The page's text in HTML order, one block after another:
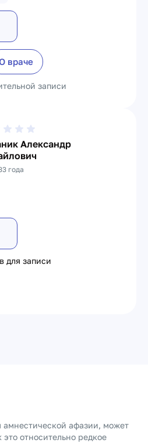
враче
записи
Александр
года
для записи
амнестической афазии, может
относительно редкое